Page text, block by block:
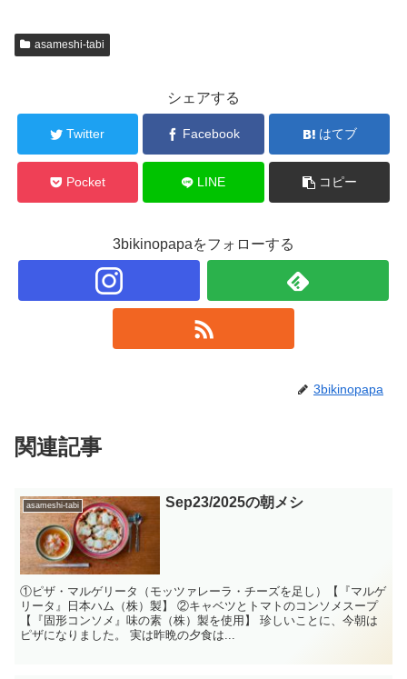
asameshi-tabi
シェアする
Twitter Facebook はてブ
Pocket LINE コピー
3bikinopapaをフォローする
3bikinopapa
関連記事
asameshi-tabi Sep23/2025の朝メシ
①ピザ・マルゲリータ（モッツァレーラ・チーズを足し）【『マルゲ
リータ』日本ハム（株）製】 ②キャベツとトマトのコンソメスープ
【『固形コンソメ』味の素（株）製を使用】 珍しいことに、今朝は
ピザになりました。 実は昨晩の夕食は...